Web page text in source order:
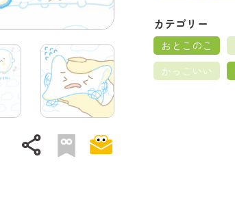
share
カテゴリー
おとこのこ
かっこいい